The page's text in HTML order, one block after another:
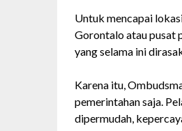
Untuk mencapai
Gorontalo atau pusat
yang selama ini
Karena itu,
pemerintahan saja.
dipermudah,